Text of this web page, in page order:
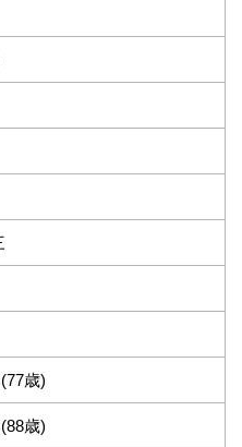
歳)
歳)